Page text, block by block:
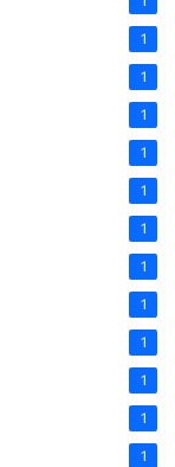
1
1
1
1
1
1
1
1
1
1
1
1